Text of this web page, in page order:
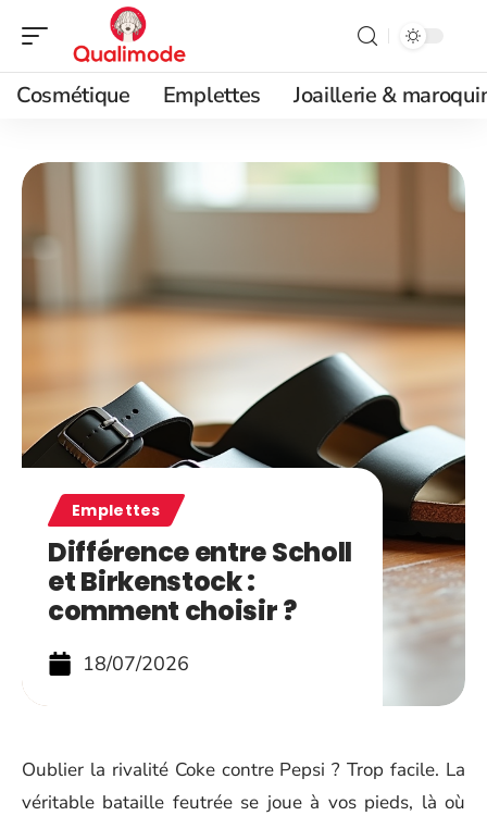
Cosmétique Emplettes Joaillerie &
Emplettes
Différence entre Scholl
et Birkenstock :
comment choisir ?
18/07/2026
Oublier la rivalité Coke contre Pepsi ? Trop facile. La
véritable bataille feutrée se joue à vos pieds, là où